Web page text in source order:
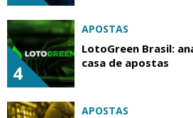
4
APOSTAS
LotoGreen Brasil:
casa de apostas
APOSTAS